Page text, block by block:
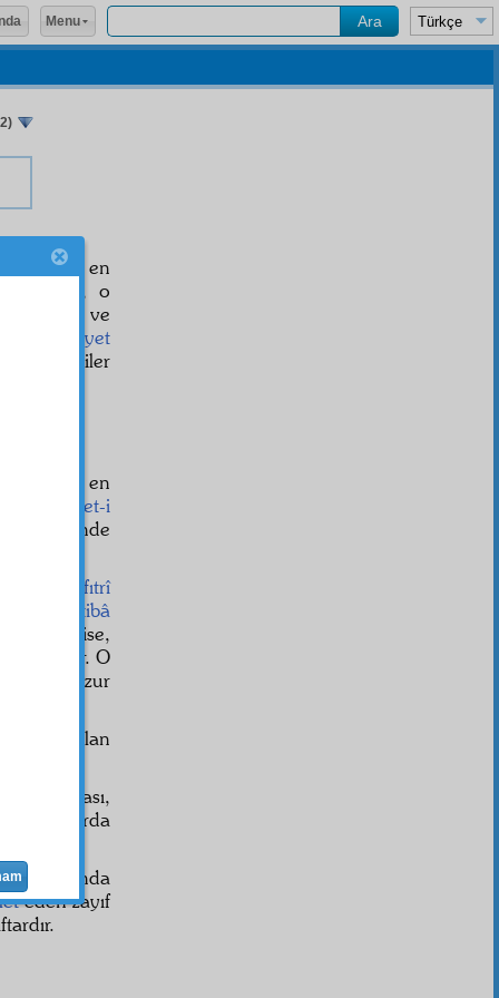
en
vücud, o
ı ve
ehemmiyet
ötekiler
parlağı, en
Sünnet-i
inde
fıtrî
şer'i o
ittibâ
ise,
getiriyor. O
huzur
olan
esası,
o yollarda
mahbub
unda
eden zayıf
Menu